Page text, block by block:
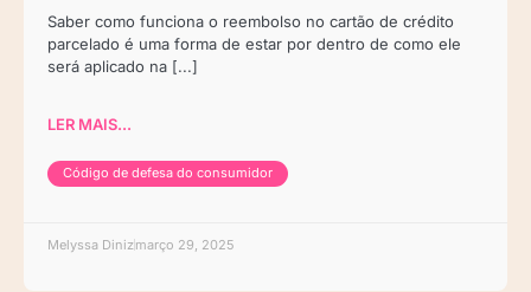
Saber como funciona o reembolso no cartão de crédito
parcelado é uma forma de estar por dentro de como ele
será aplicado na [...]
LER MAIS...
Código de defesa do consumidor
Melyssa Dinizmarço 29, 2025